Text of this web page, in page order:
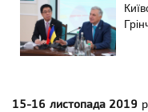
15-16 листопада 2019